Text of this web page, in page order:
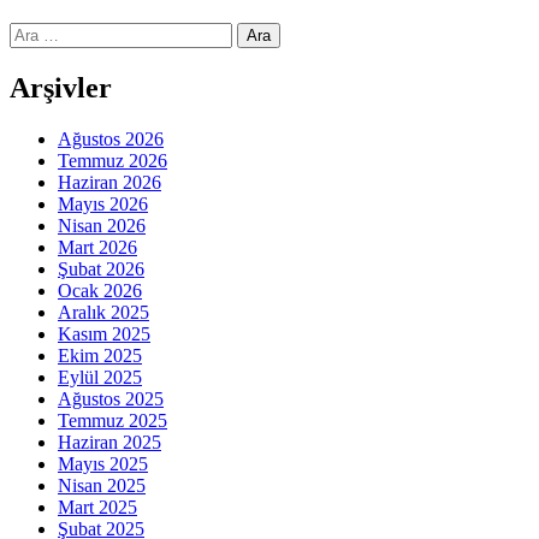
Arama:
Arşivler
Ağustos 2026
Temmuz 2026
Haziran 2026
Mayıs 2026
Nisan 2026
Mart 2026
Şubat 2026
Ocak 2026
Aralık 2025
Kasım 2025
Ekim 2025
Eylül 2025
Ağustos 2025
Temmuz 2025
Haziran 2025
Mayıs 2025
Nisan 2025
Mart 2025
Şubat 2025